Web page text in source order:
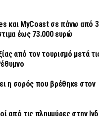
και MyCoast σε πάνω από
έως 73.000 ευρώ
από τον τουρισμό μετά
η σορός που βρέθηκε στον
από τις πλημμύρες στην